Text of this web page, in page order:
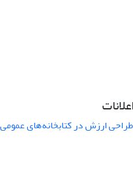
طراحی ارزش در کتابخانه‌های عمومی